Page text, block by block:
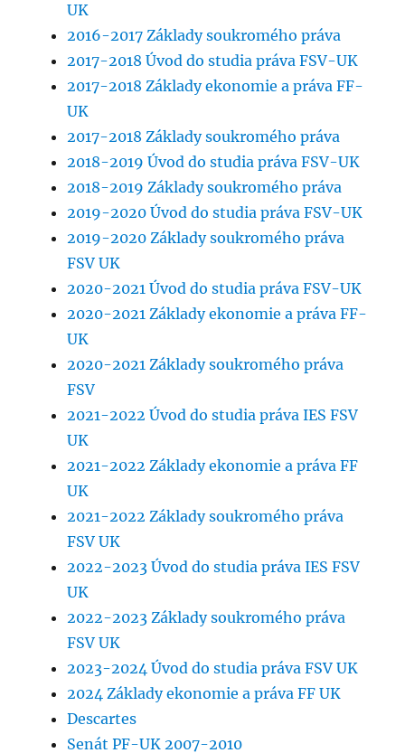
UK
2016-2017 Základy soukromého práva
2017-2018 Úvod do studia práva FSV-UK
2017-2018 Základy ekonomie a práva FF-
UK
2017-2018 Základy soukromého práva
2018-2019 Úvod do studia práva FSV-UK
2018-2019 Základy soukromého práva
2019-2020 Úvod do studia práva FSV-UK
2019-2020 Základy soukromého práva
FSV UK
2020-2021 Úvod do studia práva FSV-UK
2020-2021 Základy ekonomie a práva FF-
UK
2020-2021 Základy soukromého práva
FSV
2021-2022 Úvod do studia práva IES FSV
UK
2021-2022 Základy ekonomie a práva FF
UK
2021-2022 Základy soukromého práva
FSV UK
2022-2023 Úvod do studia práva IES FSV
UK
2022-2023 Základy soukromého práva
FSV UK
2023-2024 Úvod do studia práva FSV UK
2024 Základy ekonomie a práva FF UK
Descartes
Senát PF-UK 2007-2010